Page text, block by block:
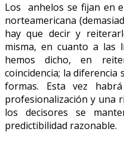
Los anhelos se fijan en
norteamericana
hay que decir y
misma, en cuanto a las
hemos dicho, en
coincidencia; la
formas. Esta vez
profesionalización y una
los decisores se
predictibilidad razonable.